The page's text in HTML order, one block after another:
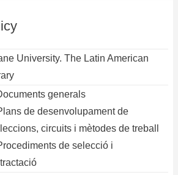
University. The Latin American
generals
de desenvolupament de
circuits i mètodes de treball
de selecció i